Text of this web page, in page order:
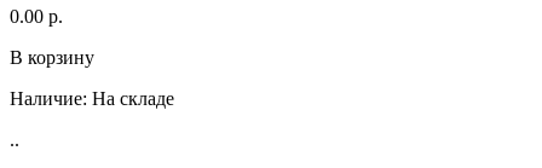
0.00 р.
В корзину
Наличие: На складе
..